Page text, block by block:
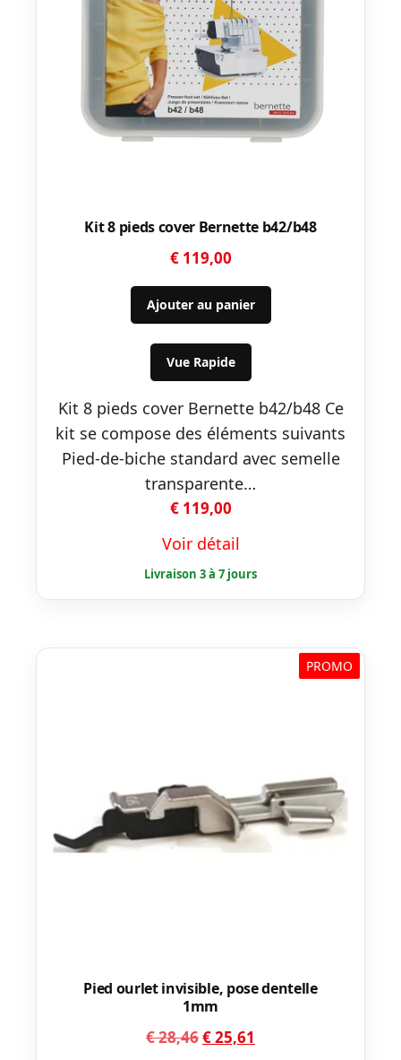
Kit 8 pieds cover Bernette b42/b48
€119,00
Ajouter au panier
Vue Rapide
Kit 8 pieds cover Bernette b42/b48 Ce
kit se compose des éléments suivants
Pied-de-biche standard avec semelle
transparente…
€119,00
Voir détail
PROMO
Pied ourlet invisible, pose dentelle
1mm
€28,46Le
€25,61